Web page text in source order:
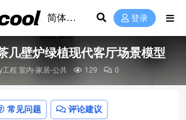
登录
几壁炉绿植现代客厅场景模型
工程 室内-家居-公共 129 0
常见问题 评论建议